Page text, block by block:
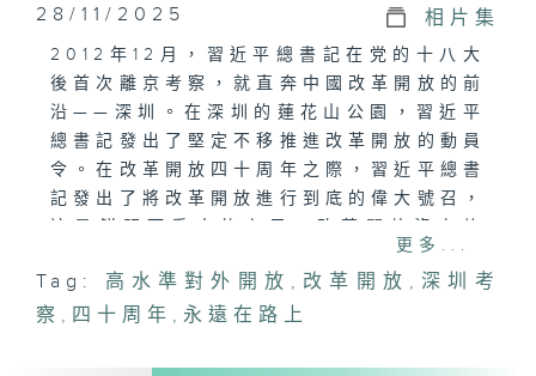
28/11/2025 相片集
2012年12月，習近平總書記在党的十八大
後首次離京考察，就直奔中國改革開放的前
沿——深圳。在深圳的蓮花山公園，習近平
總書記發出了堅定不移推進改革開放的動員
令。在改革開放四十周年之際，習近平總書
記發出了將改革開放進行到底的偉大號召，
更多...
Tag: 高水準對外開放 , 改革開放 , 深圳考
察 , 四十周年 , 永遠在路上